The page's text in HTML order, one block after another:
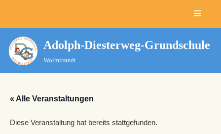
Zum
Inhalt
springen
Adolph-Diesterweg-Grundschule
Wolmirstedt
« Alle Veranstaltungen
Diese Veranstaltung hat bereits stattgefunden.